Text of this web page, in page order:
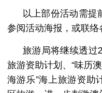
以上部份活动需提
参阅活动海报，或联络
旅游局将继续透过
旅游资助计划、“味历
海游乐”海上旅游资助